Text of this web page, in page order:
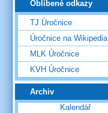
Oblíbené odkazy
TJ Úročnice
Úročnice na Wikipedia
MLK Úročnice
KVH Úročnice
Archiv
Kalendář